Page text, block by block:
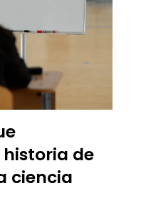
de
ciencia